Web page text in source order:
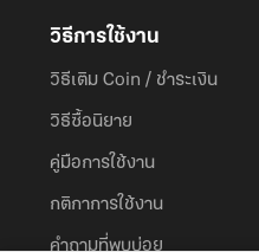
วิธีการใช้งาน
วิธีเติม Coin / ชำระเงิน
วิธีซื้อนิยาย
คู่มือการใช้งาน
กติกาการใช้งาน
คำถามที่พบบ่อย